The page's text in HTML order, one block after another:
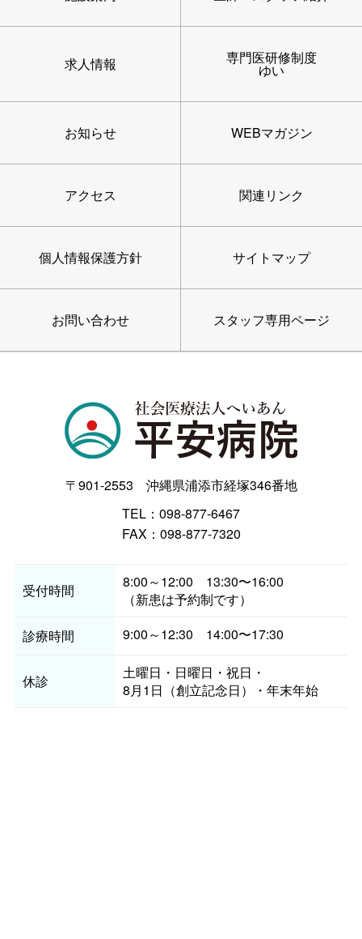
求人情報 専門医研修制度
ゆい
お知らせ WEBマガジン
アクセス 関連リンク
個人情報保護方針 サイトマップ
お問い合わせ スタッフ専用ページ
〒901-2553 沖縄県浦添市経塚346番地
TEL：098-877-6467
FAX：098-877-7320
受付時間
8:00～12:00 13:30〜16:00
（新患は予約制です）
診療時間
9:00～12:30 14:00〜17:30
休診 土曜日・日曜日・祝日 ・
8月1日（創立記念日）・年末年始